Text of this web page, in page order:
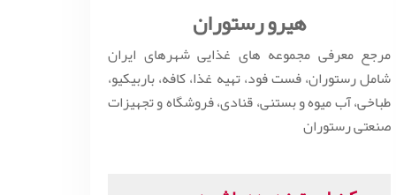
هیرو رستوران
مرجع معرفی مجموعه های غذایی شهرهای ایران
شامل رستوران، فست فود، تهیه غذا، کافه، باربیکیو،
طباخی، آب میوه و بستنی، قنادی، فروشگاه و تجهیزات
صنعتی رستوران